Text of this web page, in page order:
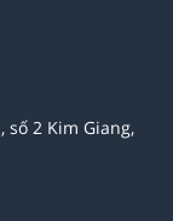
số 2 Kim Giang,